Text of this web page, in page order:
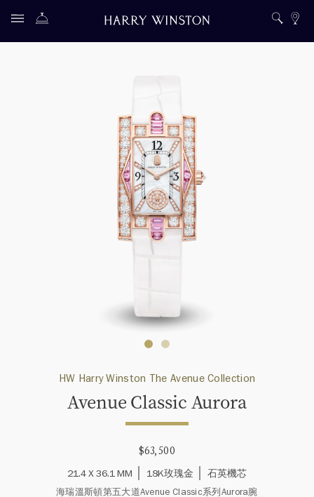
HW Harry Winston The Avenue Collection
Avenue Classic Aurora
$63,500
21.4 X 36.1 MM
18K玫瑰金 石英機芯
海瑞溫斯頓第五大道Avenue Classic系列Aurora腕